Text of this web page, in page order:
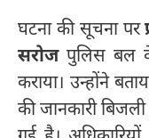
घटना की सूचना पर
सरोजपुलिस बल के
कराया। उन्होंने
की जानकारी